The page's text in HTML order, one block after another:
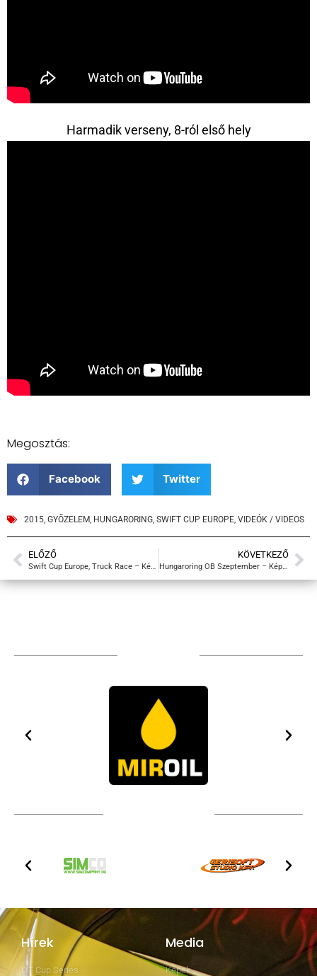
Harmadik verseny, 8-ról első hely
Megosztás:
Facebook Twitter
2015 GYŐZELEM HUNGARORING SWIFT CUP EUROPE VIDEÓK / VIDEOS
ELŐZŐ KÖVETKEZŐ
Hungaroring OB Szeptember – Képek
Hírek
GT Cup Series
Media
Képek